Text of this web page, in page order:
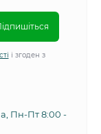
і згоден з
Пн-Пт 8:00 -